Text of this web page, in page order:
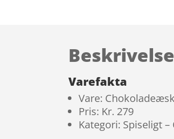
Beskrivelse
Varefakta
Vare:
Pris: Kr. 279
Kategori: Spiseligt